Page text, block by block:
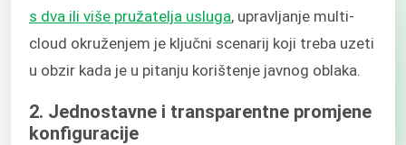
s dva ili više pružatelja usluga, upravljanje multi-
cloud okruženjem je ključni scenarij koji treba uzeti
u obzir kada je u pitanju korištenje javnog oblaka.
2. Jednostavne i transparentne promjene
konfiguracije